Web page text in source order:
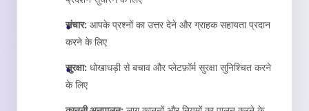
संचार: आपके प्रश्नों का उत्तर देने और ग्राहक सहायता प्रदान
करने के लिए
सुरक्षा: धोखाधड़ी से बचाव और प्लेटफ़ॉर्म सुरक्षा सुनिश्चित करने
के लिए